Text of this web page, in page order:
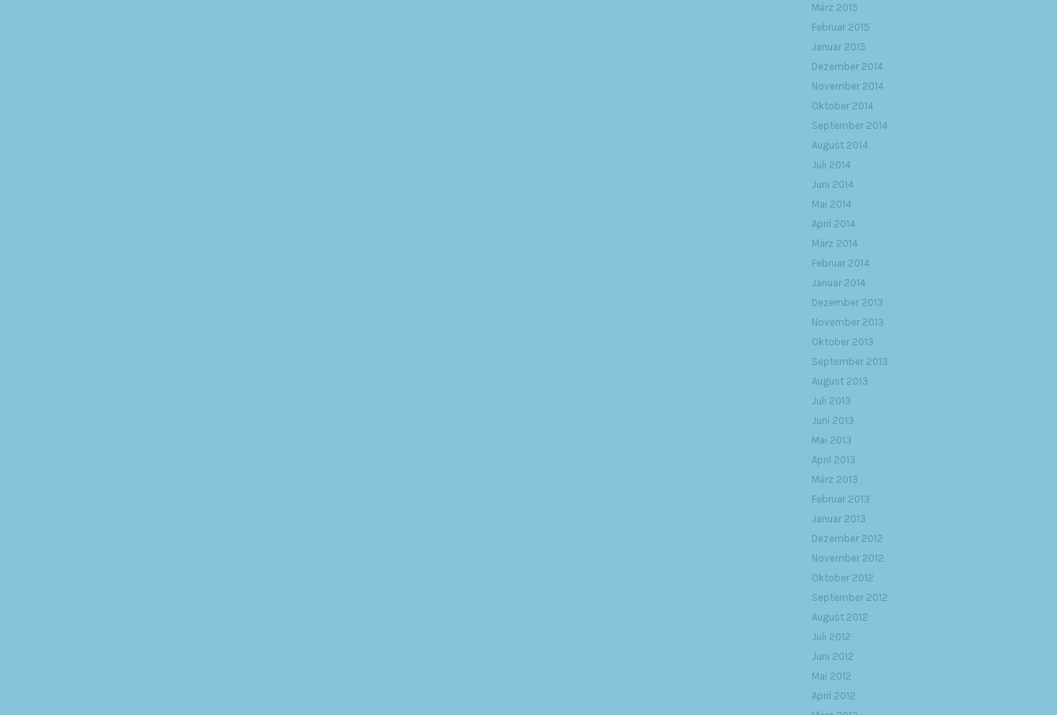
März 2015
Februar 2015
Januar 2015
Dezember 2014
November 2014
Oktober 2014
September 2014
August 2014
Juli 2014
Juni 2014
Mai 2014
April 2014
März 2014
Februar 2014
Januar 2014
Dezember 2013
November 2013
Oktober 2013
September 2013
August 2013
Juli 2013
Juni 2013
Mai 2013
April 2013
März 2013
Februar 2013
Januar 2013
Dezember 2012
November 2012
Oktober 2012
September 2012
August 2012
Juli 2012
Juni 2012
Mai 2012
April 2012